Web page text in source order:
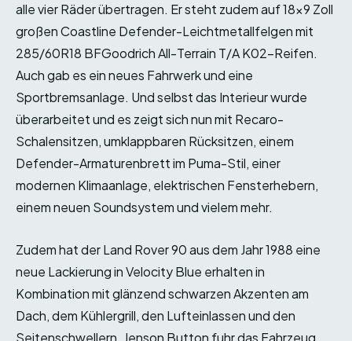
alle vier Räder übertragen. Er steht zudem auf 18×9 Zoll
großen Coastline Defender-Leichtmetallfelgen mit
285/60R18 BFGoodrich All-Terrain T/A K02-Reifen.
Auch gab es ein neues Fahrwerk und eine
Sportbremsanlage. Und selbst das Interieur wurde
überarbeitet und es zeigt sich nun mit Recaro-
Schalensitzen, umklappbaren Rücksitzen, einem
Defender-Armaturenbrett im Puma-Stil, einer
modernen Klimaanlage, elektrischen Fensterhebern,
einem neuen Soundsystem und vielem mehr.
Zudem hat der Land Rover 90 aus dem Jahr 1988 eine
neue Lackierung in Velocity Blue erhalten in
Kombination mit glänzend schwarzen Akzenten am
Dach, dem Kühlergrill, den Lufteinlassen und den